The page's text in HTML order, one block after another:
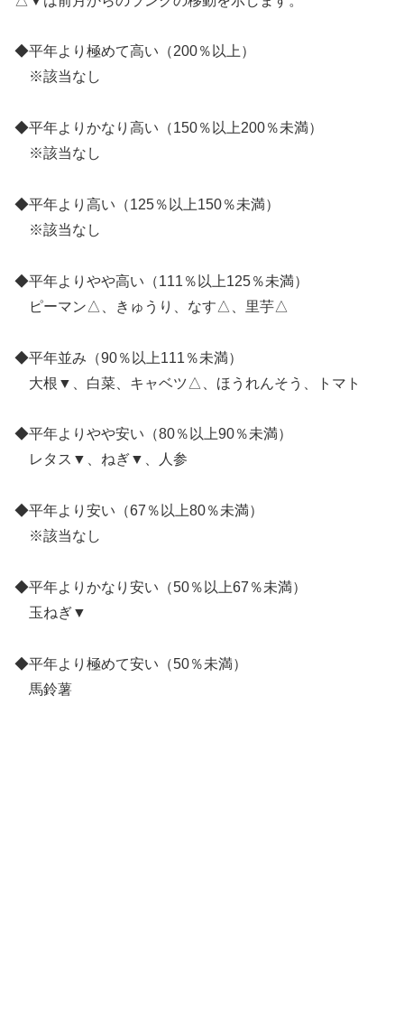
◆平年より極めて高い（200％以上）
※該当なし
◆平年よりかなり高い（150％以上200％未満）
※該当なし
◆平年より高い（125％以上150％未満）
※該当なし
◆平年よりやや高い（111％以上125％未満）
ピーマン△、きゅうり、なす△、里芋△
◆平年並み（90％以上111％未満）
大根▼、白菜、キャベツ△、ほうれんそう、トマト
◆平年よりやや安い（80％以上90％未満）
レタス▼、ねぎ▼、人参
◆平年より安い（67％以上80％未満）
※該当なし
◆平年よりかなり安い（50％以上67％未満）
玉ねぎ▼
◆平年より極めて安い（50％未満）
馬鈴薯